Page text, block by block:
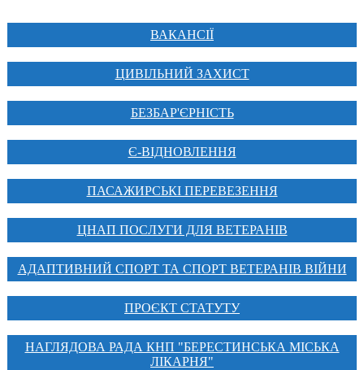
ВАКАНСІЇ
ЦИВІЛЬНИЙ ЗАХИСТ
БЕЗБАР'ЄРНІСТЬ
Є-ВІДНОВЛЕННЯ
ПАСАЖИРСЬКІ ПЕРЕВЕЗЕННЯ
ЦНАП ПОСЛУГИ ДЛЯ ВЕТЕРАНІВ
АДАПТИВНИЙ СПОРТ ТА СПОРТ ВЕТЕРАНІВ ВІЙНИ
ПРОЄКТ СТАТУТУ
НАГЛЯДОВА РАДА КНП "БЕРЕСТИНСЬКА МІСЬКА
ЛІКАРНЯ"